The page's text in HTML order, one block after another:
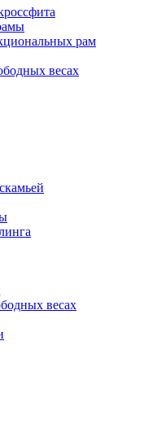
рам
весах
весах